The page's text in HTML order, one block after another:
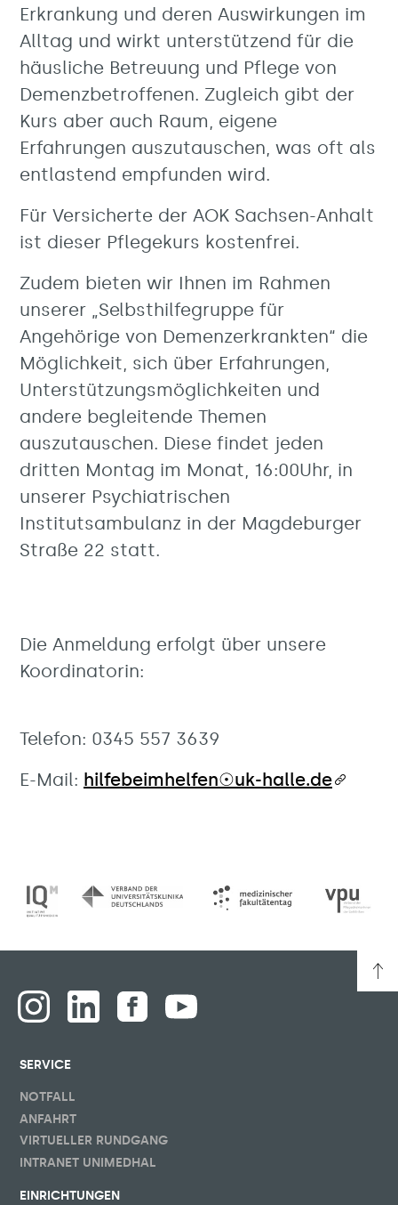
Erkrankung und deren Auswirkungen im
Alltag und wirkt unterstützend für die
häusliche Betreuung und Pflege von
Demenzbetroffenen. Zugleich gibt der
Kurs aber auch Raum, eigene
Erfahrungen auszutauschen, was oft als
entlastend empfunden wird.
Für Versicherte der AOK Sachsen-Anhalt
ist dieser Pflegekurs kostenfrei.
Zudem bieten wir Ihnen im Rahmen
unserer „Selbsthilfegruppe für
Angehörige von Demenzerkrankten“ die
Möglichkeit, sich über Erfahrungen,
Unterstützungsmöglichkeiten und
andere begleitende Themen
auszutauschen. Diese findet jeden
dritten Montag im Monat, 16:00Uhr, in
unserer Psychiatrischen
Institutsambulanz in der Magdeburger
Straße 22 statt.
Die Anmeldung erfolgt über unsere
Koordinatorin:
Telefon: 0345 557 3639
E-Mail: hilfebeimhelfen☉uk-halle.de
SERVICE
NOTFALL
ANFAHRT
VIRTUELLER RUNDGANG
INTRANET UNIMEDHAL
EINRICHTUNGEN